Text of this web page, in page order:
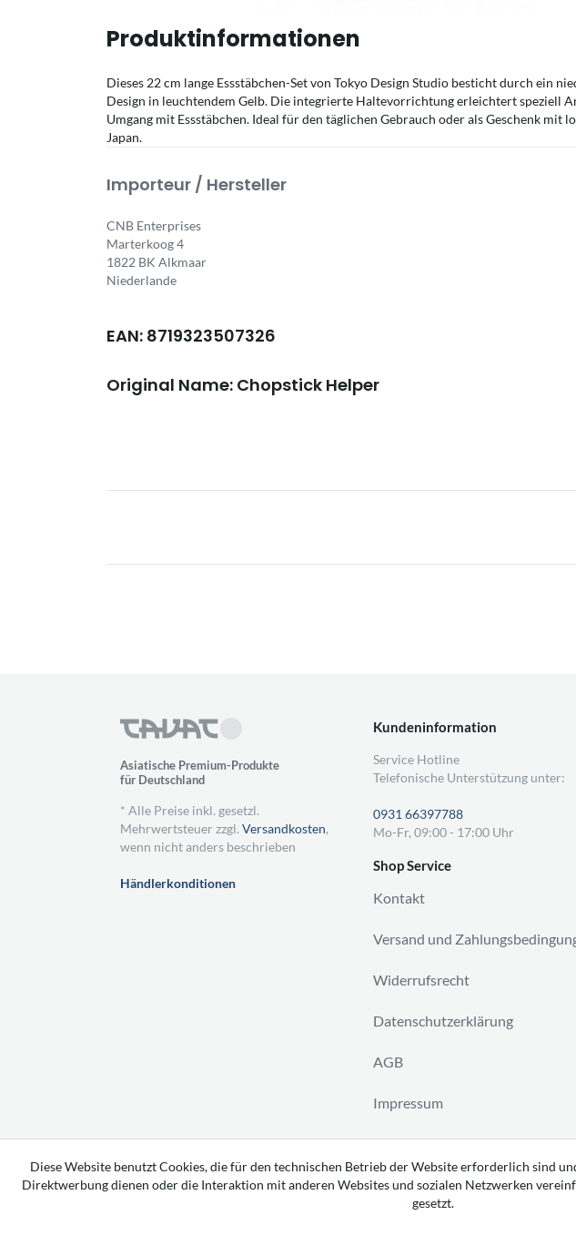
Produktinformationen
Dieses 22 cm lange Essstäbchen-Set von Tokyo Design Studio besticht durch ein
Design in leuchtendem Gelb. Die integrierte Haltevorrichtung erleichtert speziell
Umgang mit Essstäbchen. Ideal für den täglichen Gebrauch oder als Geschenk mit
Japan.
Importeur / Hersteller
CNB Enterprises
Marterkoog 4
1822 BK Alkmaar
Niederlande
EAN: 8719323507326
Original Name: Chopstick Helper
Asiatische Premium-Produkte
für Deutschland
* Alle Preise inkl. gesetzl.
Mehrwertsteuer zzgl. Versandkosten,
wenn nicht anders beschrieben
Händlerkonditionen
Kundeninformation
Service Hotline
Telefonische Unterstützung unter:
0931 66397788
Mo-Fr, 09:00 - 17:00 Uhr
Shop Service
Kontakt
Versand und
Widerrufsrecht
Datenschutzerklärung
AGB
Impressum
Vertrag widerrufen
Diese Website benutzt Cookies, die für den technischen Betrieb der Website erforderlich sind
Direktwerbung dienen oder die Interaktion mit anderen Websites und sozialen Netzwerken
gesetzt.